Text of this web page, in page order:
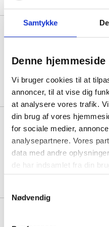
Samtykke
Denne
Vi bruger cookies til at
annoncer, til at vise dig
at analysere vores trafik.
din brug af vores
for sociale medier,
analysepartnere. Vores
data med andre
de har indsamlet fra din
Nødvendig
til væg
bord
stel
1 stk